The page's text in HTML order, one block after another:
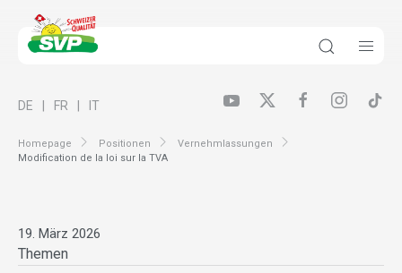
Homepage Positionen
Vernehmlassungen
Modification de la loi sur la TVA
DE FR IT
19. März 2026
Themen